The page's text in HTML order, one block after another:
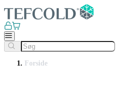
Forside